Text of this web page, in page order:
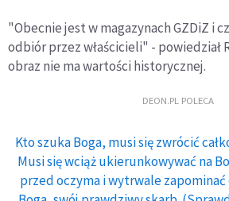
"Obecnie jest w magazynach GZDiZ i
odbiór przez właścicieli" - powiedział
obraz nie ma wartości historycznej.
DEON.PL POLECA
Kto szuka Boga, musi się zwrócić
Musi się wciąż ukierunkowywać na
przed oczyma i wytrwale zapominać